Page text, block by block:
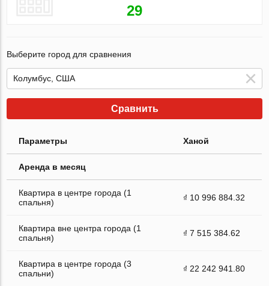
29
Выберите город для сравнения
Сравнить
Параметры Ханой
Аренда в месяц
Квартира в центре города (1
спальня)
₫ 10 996 884.32
Квартира вне центра города (1
спальня)
₫ 7 515 384.62
Квартира в центре города (3
спальни)
₫ 22 242 941.80